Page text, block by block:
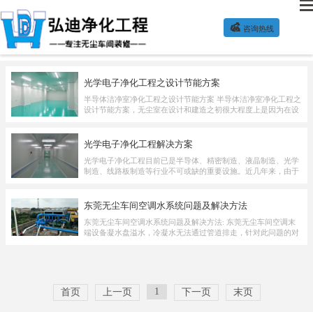
 咨询热线
检测项目 解决方案 检测设备
光学电子净化工程之设计节能方案
半导体洁净室净化工程之设计节能方案 半导体洁净室净化工程之
设计节能方案，无尘室在设计和建造之初很大程度上是因为在设
光学电子净化工程解决方案
光学电子净化工程目前已是半导体、精密制造、液晶制造、光学
制造、线路板制造等行业不可或缺的重要设施。近几年来，由于
东莞无尘车间空调水系统问题及解决方法
东莞无尘车间空调水系统问题及解决方法: 东莞无尘车间空调末
端设备凝水盘溢水，冷凝水无法通过管道排走，针对此问题的对
首页 上一页 1 下一页 末页